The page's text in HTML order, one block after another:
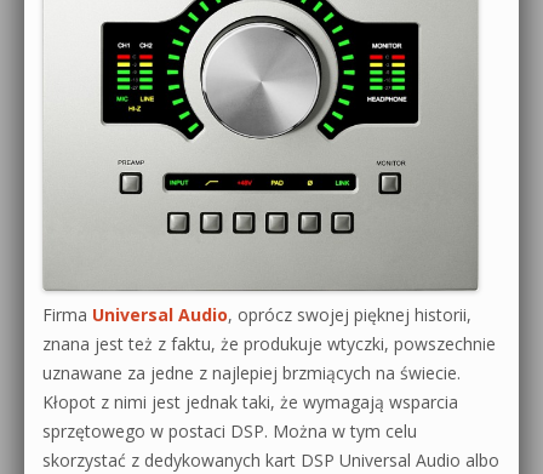
Firma Universal Audio, oprócz swojej pięknej historii,
znana jest też z faktu, że produkuje wtyczki, powszechnie
uznawane za jedne z najlepiej brzmiących na świecie.
Kłopot z nimi jest jednak taki, że wymagają wsparcia
sprzętowego w postaci DSP. Można w tym celu
skorzystać z dedykowanych kart DSP Universal Audio albo